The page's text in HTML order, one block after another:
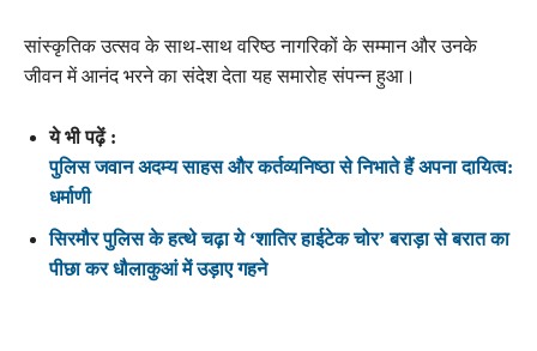
सांस्कृतिक उत्सव के साथ-साथ वरिष्ठ नागरिकों के सम्मान और उनके
जीवन में आनंद भरने का संदेश देता यह समारोह संपन्न हुआ।
ये भी पढ़ें :
पुलिस जवान अदम्य साहस और कर्तव्यनिष्ठा से निभाते हैं अपना दायित्व:
धर्माणी
सिरमौर पुलिस के हत्थे चढ़ा ये ‘शातिर हाईटेक चोर’ बराड़ा से बरात का
पीछा कर धौलाकुआं में उड़ाए गहने